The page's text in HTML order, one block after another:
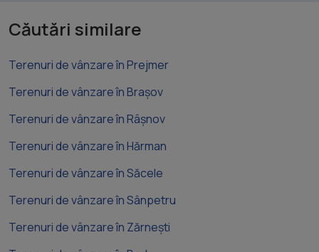
Căutări similare
Terenuri de vânzare în Prejmer
Terenuri de vânzare în Brașov
Terenuri de vânzare în Râșnov
Terenuri de vânzare în Hărman
Terenuri de vânzare în Săcele
Terenuri de vânzare în Sânpetru
Terenuri de vânzare în Zărnești